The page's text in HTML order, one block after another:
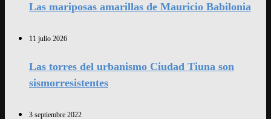
Las mariposas amarillas de Mauricio Babilonia
11 julio 2026
Las torres del urbanismo Ciudad Tiuna son
sismorresistentes
3 septiembre 2022